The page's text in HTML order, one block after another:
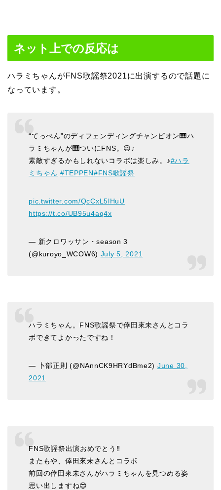
ネット上での反応は
ハラミちゃんがFNS歌謡祭2021に出演するので話題に
なっています。
“てっぺん”のディフェンディングチャンピオン🎹ハ
ラミちゃんが🎹ついにFNS。😉♪
素敵すぎるかもしれないコラボは楽しみ。♪#ハラ
ミちゃん #TEPPEN#FNS歌謡祭
pic.twitter.com/QcCxL5lHuU
https://t.co/UB95u4aq4x
— 新クロワッサン・season 3
(@kuroyo_WCOW6) July 5, 2021
ハラミちゃん。FNS歌謡祭で倖田來未さんとコラ
ボできてよかったですね！
— 卜部正則 (@NAnnCK9HRYdBme2) June 30,
2021
FNS歌謡祭出演おめでとう‼️
またもや、倖田來未さんとコラボ
前回の倖田來未さんがハラミちゃんを見つめる姿
思い出しますね😍